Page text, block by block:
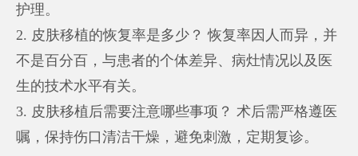
护理。
2. 皮肤移植的恢复率是多少？ 恢复率因人而异，并
不是百分百，与患者的个体差异、病灶情况以及医
生的技术水平有关。
3. 皮肤移植后需要注意哪些事项？ 术后需严格遵医
嘱，保持伤口清洁干燥，避免刺激，定期复诊。